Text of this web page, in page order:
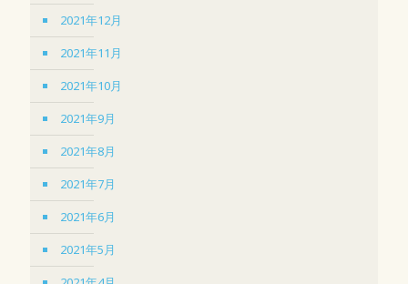
2021年12月
2021年11月
2021年10月
2021年9月
2021年8月
2021年7月
2021年6月
2021年5月